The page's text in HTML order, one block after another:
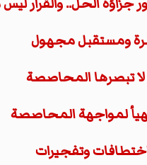
ومستقبل مجهول
لا تبصرها المحاصصة
لمواجهة المحاصصة
وتفجيرات